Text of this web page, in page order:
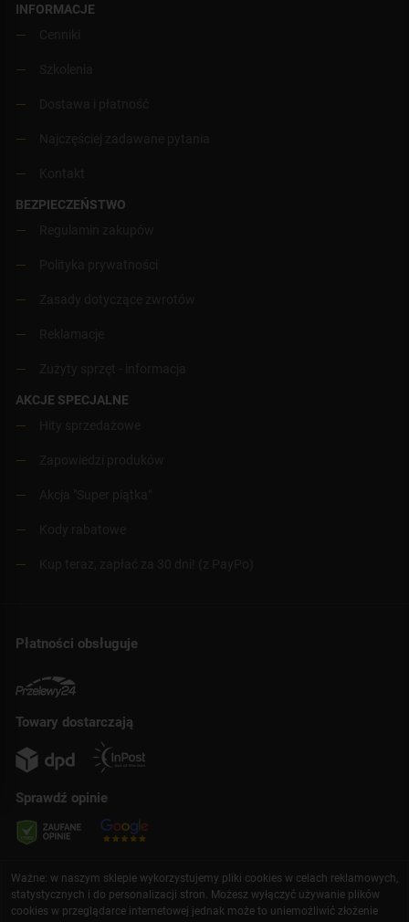
INFORMACJE
BEZPIECZEŃSTWO
AKCJE SPECJALNE
Płatności obsługuje
Towary dostarczają
Sprawdź opinie
Ważne: w naszym sklepie wykorzystujemy pliki cookies w celach reklamowych,
statystycznych i do personalizacji stron. Możesz wyłączyć używanie plików
cookies w przeglądarce internetowej jednak może to uniemożliwić złożenie